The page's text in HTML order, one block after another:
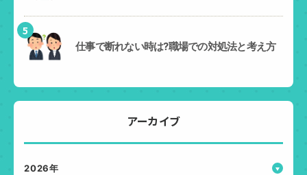
5
仕事で断れない時は?職場での対処法と考え方
アーカイブ
2026年